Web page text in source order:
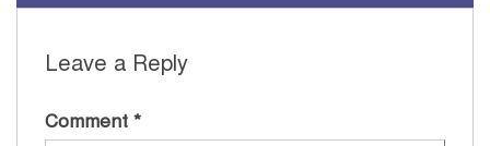
Leave a Reply
Comment *